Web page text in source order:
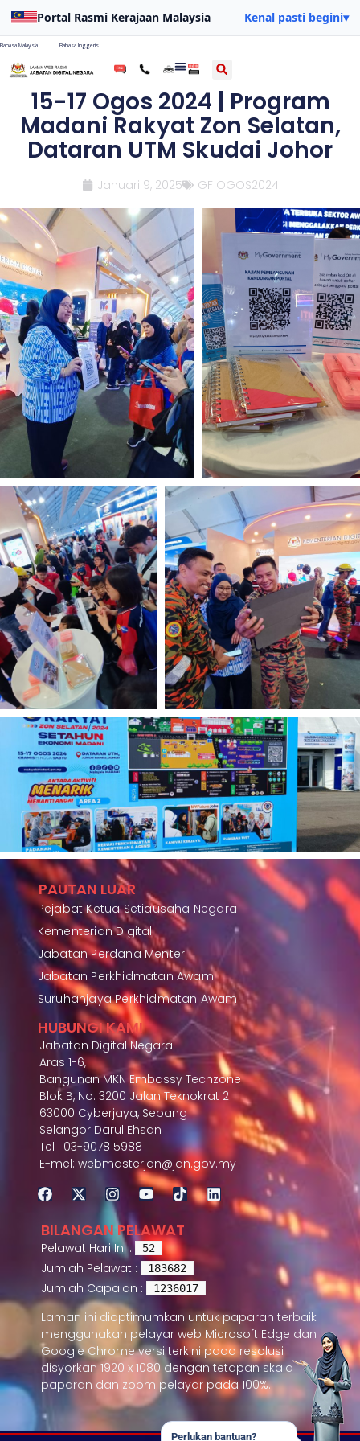
Portal Rasmi Kerajaan Malaysia Kenal pasti begini▾
Bahasa Malaysia Bahasa Inggeris
Perlukan bantuan?
15-17 Ogos 2024 | Program
Madani Rakyat Zon Selatan,
Dataran UTM Skudai Johor
Januari 9, 2025 GF OGOS2024
PAUTAN LUAR
Pejabat Ketua Setiausaha Negara
Kementerian Digital
Jabatan Perdana Menteri
Jabatan Perkhidmatan Awam
Suruhanjaya Perkhidmatan Awam
HUBUNGI KAMI
Jabatan Digital Negara
Aras 1-6,
Bangunan MKN Embassy Techzone
Blok B, No. 3200 Jalan Teknokrat 2
63000 Cyberjaya, Sepang
Selangor Darul Ehsan
Tel : 03-9078 5988
E-mel: webmasterjdn@jdn.gov.my
BILANGAN PELAWAT
Pelawat Hari Ini : 52
Jumlah Pelawat : 183682
Jumlah Capaian : 1236017
Laman ini dioptimumkan untuk paparan terbaik
menggunakan pelayar web Microsoft Edge dan
Google Chrome versi terkini pada resolusi
disyorkan 1920 x 1080 dengan tetapan skala
paparan dan zoom pelayar pada 100%.